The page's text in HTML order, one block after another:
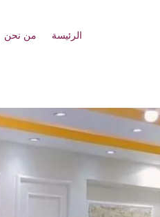
الرئيسة من نحن